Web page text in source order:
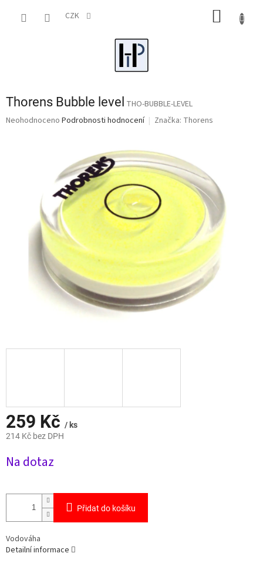
CZK
Thorens Bubble level THO-BUBBLE-LEVEL
Průměrné
hvězdiček.
Neohodnoceno Podrobnosti hodnocení Značka: Thorens
259 Kč / ks
214 Kč bez DPH
cena:
Na dotaz
Přidat do košíku
Vodováha
Detailní informace